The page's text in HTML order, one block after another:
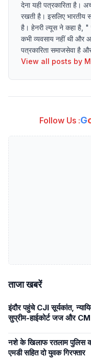
देना यही पत्रकारिता है।
रखती है। इसलिए भारतीय
है। हेनरी ल्यूस ने कहा है, "
कभी व्यवसाय नहीं थी और
पत्रकारिता समाजसेवा है
View all posts by
Follow Us :G
ताजा खबरें
इंदौर पहुंचे CJI सूर्यकांत,
सुप्रीम-हाईकोर्ट जज और CM
नशे के खिलाफ रतलाम पुलिस
एमडी सहित दो युवक गिरफ्तार